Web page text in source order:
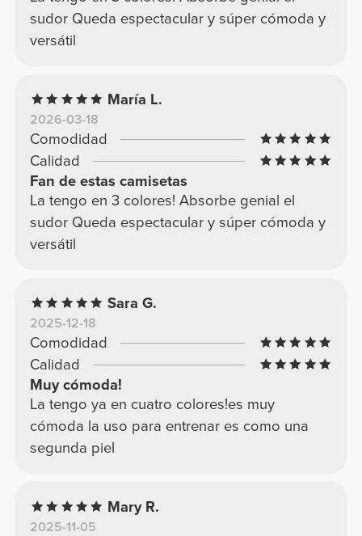
sudor Queda espectacular y súper cómoda y
versátil
María L.
2026-03-18
Comodidad
Calidad
Fan de estas camisetas
La tengo en 3 colores! Absorbe genial el
sudor Queda espectacular y súper cómoda y
versátil
Sara G.
2025-12-18
Comodidad
Calidad
Muy cómoda!
La tengo ya en cuatro colores!es muy
cómoda la uso para entrenar es como una
segunda piel
Mary R.
2025-11-05